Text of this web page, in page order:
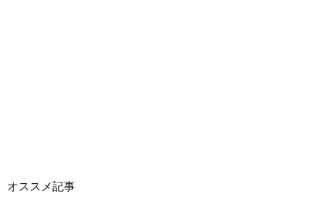
オススメ記事